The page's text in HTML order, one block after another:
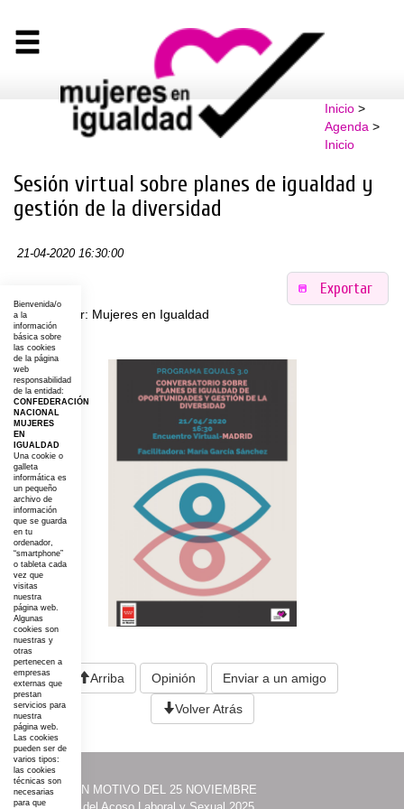
Inicio>
Agenda >
Inicio
Sesión virtual sobre planes de igualdad y
gestión de la diversidad
21-04-2020 16:30:00
Exportar
Organizador: Mujeres en Igualdad
Lugar:
Arriba Opinión Enviar a un amigo
Volver Atrás
·ACTOS CON MOTIVO DEL 25 NOVIEMBRE
Bienvenida/o
a la
información
básica sobre
las cookies
de la página
web
responsabilidad
de la entidad:
CONFEDERACIÓN
NACIONAL
MUJERES
EN
IGUALDAD
Una cookie o
galleta
informática es
un pequeño
archivo de
información
que se guarda
en tu
ordenador,
“smartphone”
o tableta cada
vez que
visitas
nuestra
página web.
Algunas
cookies son
nuestras y
otras
pertenecen a
empresas
externas que
prestan
servicios para
nuestra
página web.
Las cookies
pueden ser de
varios tipos:
las cookies
técnicas son
necesarias
para que